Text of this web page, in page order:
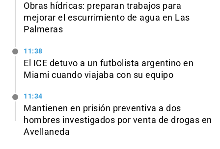
Obras hídricas: preparan trabajos para
mejorar el escurrimiento de agua en Las
Palmeras
11:38
El ICE detuvo a un futbolista argentino en
Miami cuando viajaba con su equipo
11:34
Mantienen en prisión preventiva a dos
hombres investigados por venta de drogas en
Avellaneda